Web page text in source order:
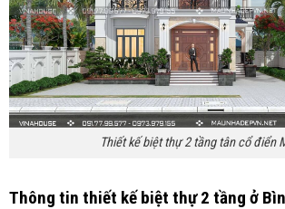
Thiết kế biệt thự 2 tầng tân cổ điển
Thông tin thiết kế biệt thự 2 tầng ở